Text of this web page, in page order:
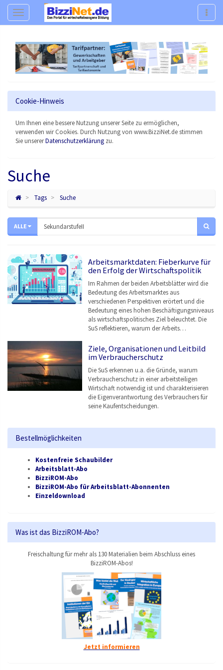
Navigation
Cookie-Hinweis
Um Ihnen eine bessere Nutzung unserer Seite zu ermöglichen,
verwenden wir Cookies. Durch Nutzung von www.BizziNet.de stimmen
Sie unsererDatenschutzerklärung zu.
Suche
Tags Suche
ALLE
Arbeitsmarktdaten: Fieberkurve für
den Erfolg der Wirtschaftspolitik
Im Rahmen der beiden Arbeitsblätter wird die
Bedeutung des Arbeitsmarktes aus
verschiedenen Perspektiven erörtert und die
Bedeutung eines hohen Beschäftigungsniveaus
als wirtschaftspolitisches Ziel beleuchtet. Die
SuS reflektieren, warum der Arbeits…
Ziele, Organisationen und Leitbild
im Verbraucherschutz
Die SuS erkennen u.a. die Gründe, warum
Verbraucherschutz in einer arbeitsteiligen
Wirtschaft notwendig ist und charakterisieren
die Eigenverantwortung des Verbrauchers für
seine Kaufentscheidungen.
Bestellmöglichkeiten
Kostenfreie Schaubilder
Arbeitsblatt-Abo
BizziROM-Abo
BizziROM-Abo für Arbeitsblatt-Abonnenten
Einzeldownload
Was ist das BizziROM-Abo?
Freischaltung für mehr als 130 Materialien beim Abschluss eines
BizziROM-Abos!
Jetzt informieren